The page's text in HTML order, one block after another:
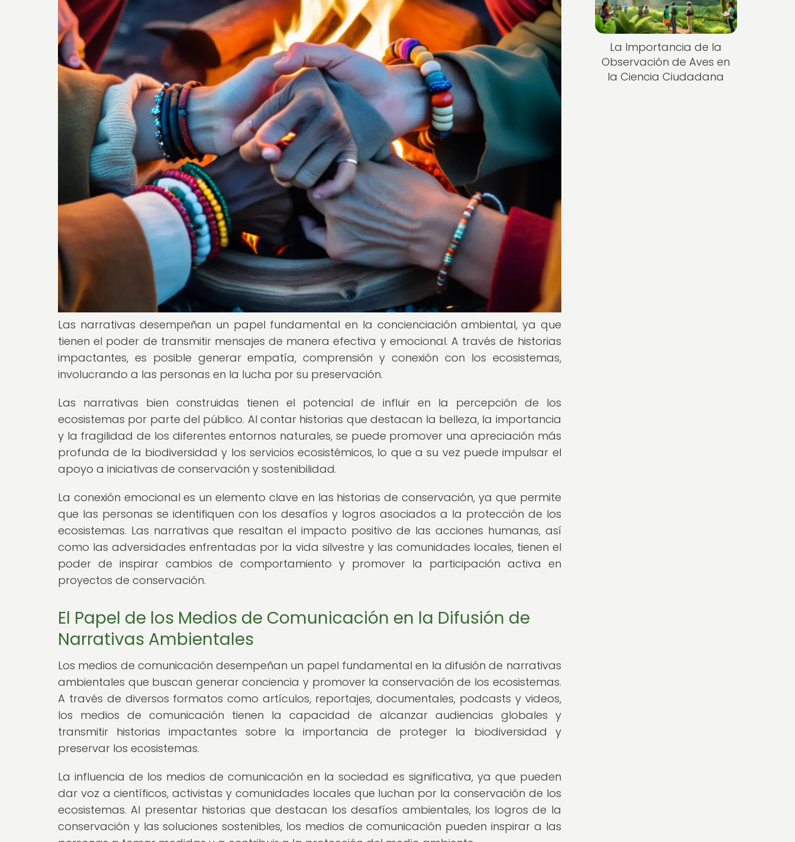
Las narrativas desempeñan un papel fundamental en la concienciación ambiental, ya que
tienen el poder de transmitir mensajes de manera efectiva y emocional. A través de historias
impactantes, es posible generar empatía, comprensión y conexión con los ecosistemas,
involucrando a las personas en la lucha por su preservación.
Las narrativas bien construidas tienen el potencial de influir en la percepción de los
ecosistemas por parte del público. Al contar historias que destacan la belleza, la importancia
y la fragilidad de los diferentes entornos naturales, se puede promover una apreciación más
profunda de la biodiversidad y los servicios ecosistémicos, lo que a su vez puede impulsar el
apoyo a iniciativas de conservación y sostenibilidad.
La conexión emocional es un elemento clave en las historias de conservación, ya que permite
que las personas se identifiquen con los desafíos y logros asociados a la protección de los
ecosistemas. Las narrativas que resaltan el impacto positivo de las acciones humanas, así
como las adversidades enfrentadas por la vida silvestre y las comunidades locales, tienen el
poder de inspirar cambios de comportamiento y promover la participación activa en
proyectos de conservación.
El Papel de los Medios de Comunicación en la Difusión de
Narrativas Ambientales
Los medios de comunicación desempeñan un papel fundamental en la difusión de narrativas
ambientales que buscan generar conciencia y promover la conservación de los ecosistemas.
A través de diversos formatos como artículos, reportajes, documentales, podcasts y videos,
los medios de comunicación tienen la capacidad de alcanzar audiencias globales y
transmitir historias impactantes sobre la importancia de proteger la biodiversidad y
preservar los ecosistemas.
La influencia de los medios de comunicación en la sociedad es significativa, ya que pueden
dar voz a científicos, activistas y comunidades locales que luchan por la conservación de los
ecosistemas. Al presentar historias que destacan los desafíos ambientales, los logros de la
conservación y las soluciones sostenibles, los medios de comunicación pueden inspirar a las
La Importancia de la
Observación de Aves en
la Ciencia Ciudadana